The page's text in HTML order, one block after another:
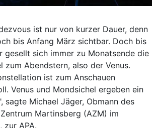
ist nur von kurzer Dauer, denn
bis Anfang März sichtbar. Doch bis
gesellt sich immer zu Monatsende die
zum Abendstern, also der Venus.
ist zum Anschauen
Venus und Mondsichel ergeben ein
sagte Michael Jäger, Obmann des
Martinsberg (AZM) im
zur APA.